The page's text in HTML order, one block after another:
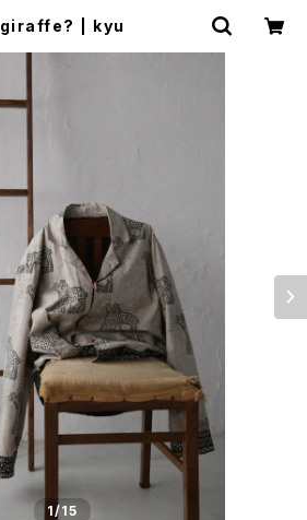
giraffe? | kyu
1/15